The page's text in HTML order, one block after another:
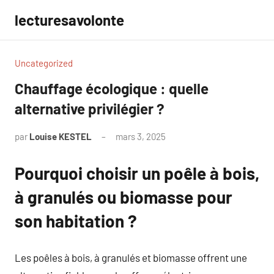
contenu
lecturesavolonte
Uncategorized
Chauffage écologique : quelle
alternative privilégier ?
par Louise KESTEL mars 3, 2025
Pourquoi choisir un poêle à bois,
à granulés ou biomasse pour
son habitation ?
Les poêles à bois, à granulés et biomasse offrent une